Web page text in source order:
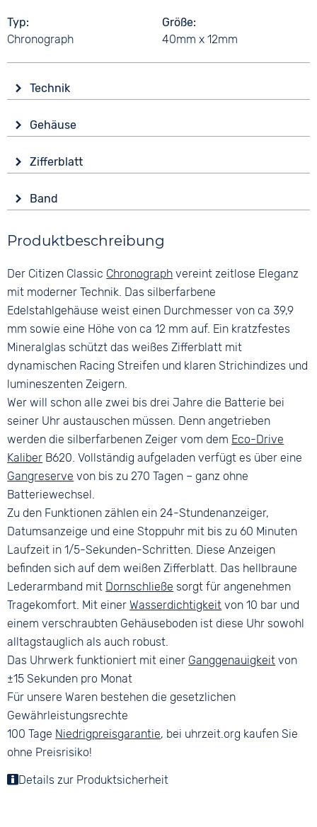
Typ
Chronograph
Größe
40mm x 12mm
Technik
Solar
Funktionen
Datumsanzeige
Leuchtzeiger / -ziffern
10 bar
Gehäuse
Mineralglas
Form
Rund
Material
Farbe
Silber
Zifferblatt
Analog
Beige
Ziffern
Keine
Band
Braun
Material
Bandschließe
Dornschließe
Produktbeschreibung
Der Citizen Classic Chronograph vereint zeitlose Eleganz
mit moderner Technik. Das silberfarbene
Edelstahlgehäuse weist einen Durchmesser von ca 39,9
mm sowie eine Höhe von ca 12 mm auf. Ein kratzfestes
Mineralglas schützt das weißes Zifferblatt mit
dynamischen Racing Streifen und klaren Strichindizes und
lumineszenten Zeigern.
Wer will schon alle zwei bis drei Jahre die Batterie bei
seiner Uhr austauschen müssen. Denn angetrieben
werden die silberfarbenen Zeiger vom dem Eco-Drive
Kaliber B620. Vollständig aufgeladen verfügt es über eine
Gangreserve von bis zu 270 Tagen – ganz ohne
Batteriewechsel.
Zu den Funktionen zählen ein 24-Stundenanzeiger,
Datumsanzeige und eine Stoppuhr mit bis zu 60 Minuten
Laufzeit in 1/5-Sekunden-Schritten. Diese Anzeigen
befinden sich auf dem weißen Zifferblatt. Das hellbraune
Lederarmband mit Dornschließe sorgt für angenehmen
Tragekomfort. Mit einerWasserdichtigkeit von 10 bar und
einem verschraubten Gehäuseboden ist diese Uhr sowohl
alltagstauglich als auch robust.
Das Uhrwerk funktioniert mit einer Ganggenauigkeit von
±15 Sekunden pro Monat
Für unsere Waren bestehen die gesetzlichen
Gewährleistungsrechte
100 Tage Niedrigpreisgarantie, bei uhrzeit.org kaufen Sie
ohne Preisrisiko!
Details zur Produktsicherheit